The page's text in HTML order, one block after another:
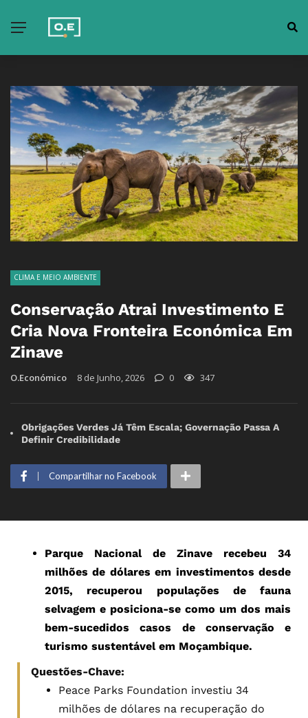
CLIMA E MEIO AMBIENTE
Conservação Atrai Investimento E
Cria Nova Fronteira Económica Em
Zinave
O.Económico 8 de Junho, 2026 0 347
Obrigações Verdes Já Têm Escala; Governação Passa A
Definir Credibilidade
Compartilhar no Facebook
Parque Nacional de Zinave recebeu 34
milhões de dólares em investimentos desde
2015, recuperou populações de fauna
selvagem e posiciona-se como um dos mais
bem-sucedidos casos de conservação e
turismo sustentável em Moçambique.
Questões-Chave:
Peace Parks Foundation investiu 34
milhões de dólares na recuperação do